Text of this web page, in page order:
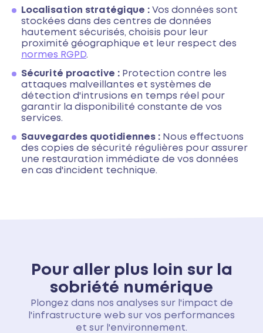
Localisation stratégique : Vos données sont
stockées dans des centres de données
hautement sécurisés, choisis pour leur
proximité géographique et leur respect des
normes RGPD.
Sécurité proactive : Protection contre les
attaques malveillantes et systèmes de
détection d'intrusions en temps réel pour
garantir la disponibilité constante de vos
services.
Sauvegardes quotidiennes : Nous effectuons
des copies de sécurité régulières pour assurer
une restauration immédiate de vos données
en cas d'incident technique.
Pour aller plus loin sur la
sobriété numérique
Plongez dans nos analyses sur l'impact de
l'infrastructure web sur vos performances
et sur l'environnement.